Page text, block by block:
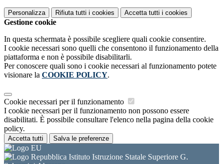
Personalizza Rifiuta tutti i cookies Accetta tutti i cookies
Gestione cookie
In questa schermata è possibile scegliere quali cookie consentire.
I cookie necessari sono quelli che consentono il funzionamento della
piattaforma e non è possibile disabilitarli.
Per conoscere quali sono i cookie necessari al funzionamento potete
visionare la COOKIE POLICY.
Cookie necessari per il funzionamento
I cookie necessari per il funzionamento non possono essere
disabilitati. È possibile consultare l'elenco nella pagina della cookie
policy.
Accetta tutti Salva le preferenze
Istituto Istruzione Statale Superiore G.